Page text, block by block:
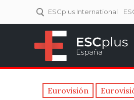
ESCplus International
Eurovisión